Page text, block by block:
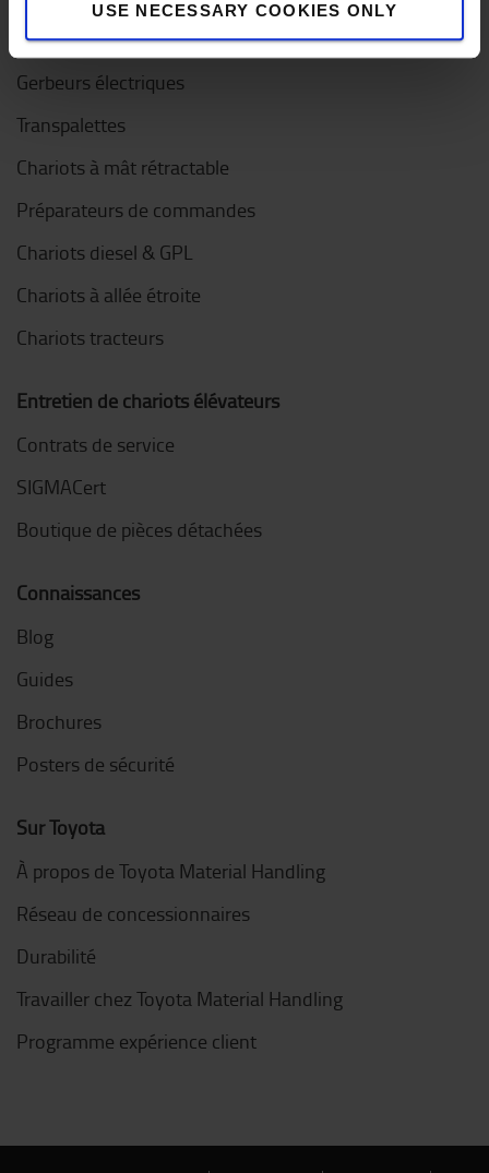
USE NECESSARY COOKIES ONLY
Transpalettes électriques
Gerbeurs électriques
Transpalettes
Chariots à mât rétractable
Préparateurs de commandes
Chariots diesel & GPL
Chariots à allée étroite
Chariots tracteurs
Entretien de chariots élévateurs
Contrats de service
SIGMACert
Boutique de pièces détachées
Connaissances
Blog
Guides
Brochures
Posters de sécurité
Sur Toyota
À propos de Toyota Material Handling
Réseau de concessionnaires
Durabilité
Travailler chez Toyota Material Handling
Programme expérience client